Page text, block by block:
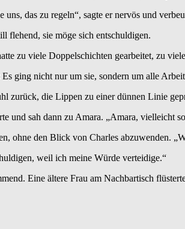
das zu regeln“, sagte er nervös und
flehend, sie möge sich entschuldigen.
zu viele Doppelschichten gearbeitet, zu
ging nicht nur um sie, sondern um alle
zurück, die Lippen zu einer dünnen Linie
und sah dann zu Amara. „Amara, vielleicht
ohne den Blick von Charles abzuwenden.
weil ich meine Würde verteidige.“
Eine ältere Frau am Nachbartisch